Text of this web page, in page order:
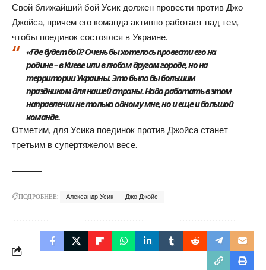
Свой ближайший бой Усик должен провести против Джо
Джойса, причем его команда активно работает над тем,
чтобы поединок состоялся в Украине.
«Где будет бой? Очень бы хотелось провести его на
родине – в Киеве или в любом другом городе, но на
территории Украины. Это было бы большим
праздником для нашей страны. Надо работать в этом
направлении не только одному мне, но и еще и большой
команде.
Отметим, для Усика поединок против Джойса станет
третьим в супертяжелом весе.
ПОДРОБНЕЕ: Александр Усик Джо Джойс